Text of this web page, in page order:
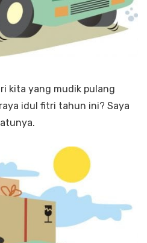
kita yang mudik pulang
idul fitri tahun ini? Saya